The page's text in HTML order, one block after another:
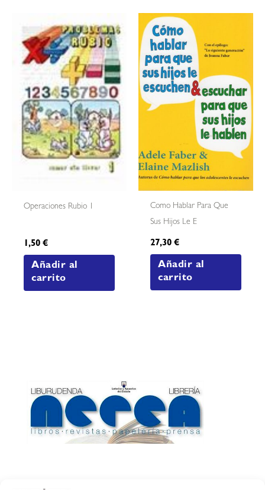
Operaciones Rubio 1
1,50€
Añadir al
carrito
Como Hablar Para Que
Sus Hijos Le E
27,30€
Añadir al
carrito